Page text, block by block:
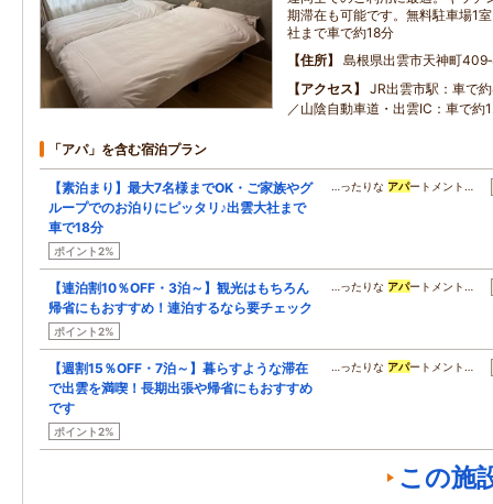
期滞在も可能です。無料駐車場1
社まで車で約18分
住所
島根県出雲市天神町
アクセス
JR出雲市駅：車で
／山陰自動車道・出雲IC：車で約
「アパ」を含む宿泊プラン
【素泊まり】最大7名様までOK・ご家族やグ
ループでのお泊りにピッタリ♪出雲大社まで
車で18分
ポイント2%
…ったりな アパートメント…
【連泊割10％OFF・3泊～】観光はもちろん
帰省にもおすすめ！連泊するなら要チェック
ポイント2%
…ったりな アパートメント…
【週割15％OFF・7泊～】暮らすような滞在
で出雲を満喫！長期出張や帰省にもおすすめ
です
ポイント2%
…ったりな アパートメント…
この施